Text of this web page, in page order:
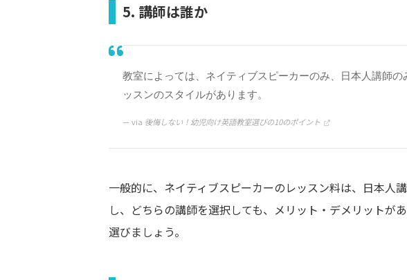
5. 講師は誰か
教室によっては、ネイティブスピーカーのみ、日本人講師
ッスンのスタイルがあります。
via 後悔しない！幼児向け英語教室選びの10のポイント
一般的に、ネイティブスピーカーのレッスン料は、日本人
し、どちらの講師を選択しても、メリット・デメリットが
選びましょう。